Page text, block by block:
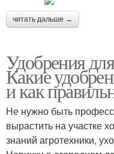
читать дальше →
Удобрения
Какие
и как
Не нужно быть
вырастить на участке
знаний агротехники,